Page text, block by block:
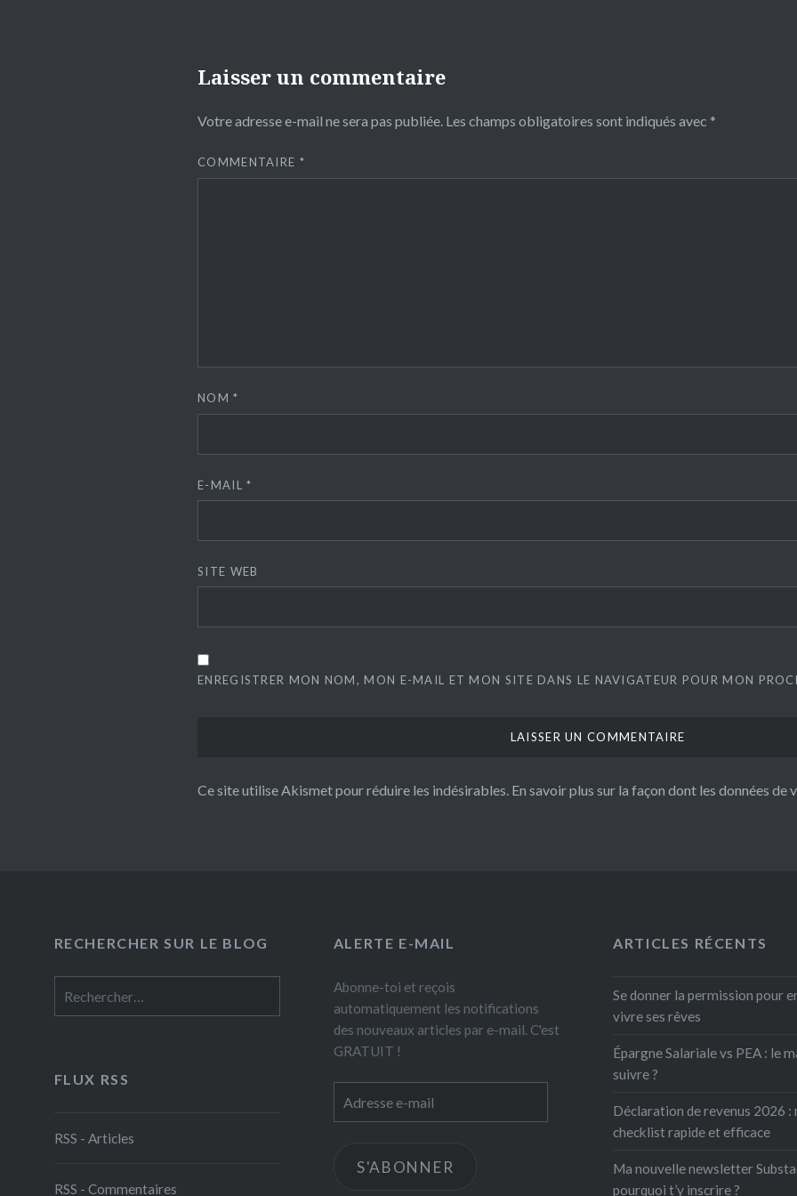
Laisser un commentaire
Votre adresse e-mail ne sera pas publiée. Les champs obligatoires sont indiqués avec *
COMMENTAIRE *
NOM*
E-MAIL*
SITE WEB
ENREGISTRER MON NOM, MON E-MAIL ET MON SITE DANS LE NAVIGATEUR POUR MON
Ce site utilise Akismet pour réduire les indésirables. En savoir plus sur la façon dont les données
RECHERCHER SUR LE BLOG ALERTE E-MAIL
Abonne-toi et reçois
automatiquement les notifications
des nouveaux articles par e-mail. C'est
GRATUIT !
e-
S'ABONNER
ARTICLES RÉCENTS
Se donner la permission pour
vivre ses rêves
Épargne Salariale vs PEA : le
suivre ?
Déclaration de revenus 2026 :
checklist rapide et efficace
Ma nouvelle newsletter
pourquoi t’y inscrire ?
FLUX RSS
RSS - Articles
RSS - Commentaires